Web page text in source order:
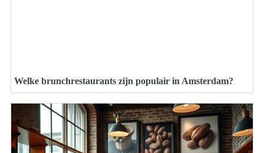
Welke brunchrestaurants zijn populair in Amsterdam?